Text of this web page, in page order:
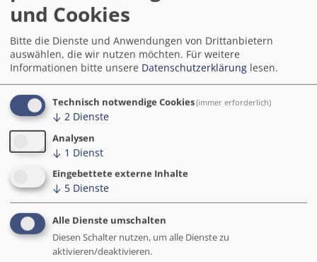
der
Entsorgung. Diese unterteilt sich im Rahmen
des Förderprojektes in zwei Bereiche: der
lokalen sowie externen Entsorgung.
Abfall & Emissionen
Stadtraum & Aufenthaltsqualität
Sensorik & LoRaWan
Maßnahme Solingen
Cluster Mobilität – Maßnahme
und Cookies
Bitte die Dienste und Anwendungen von Drittanbietern
auswählen, die wir nutzen möchten. Für weitere
Informationen bitte unsere Datenschutzerklärung lesen.
Technisch notwendige Cookies(immer erforderlich)
↓ 2 Dienste
Analysen
↓ 1 Dienst
Eingebettete externe Inhalte
↓ 5 Dienste
Alle Dienste umschalten
Diesen Schalter nutzen, um alle Dienste zu
aktivieren/deaktivieren.